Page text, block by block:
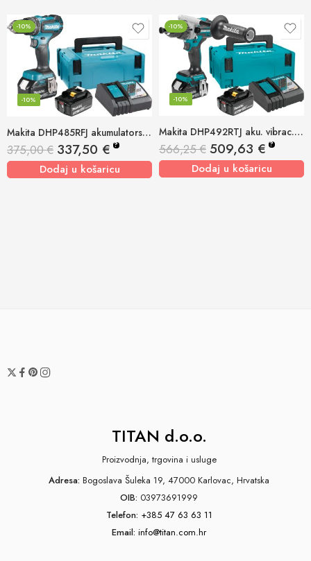
-10%
Makita DHP485RFJ akumulatorska udarna bušilica-odvijač 18v, 13mm, 2sp
-10%
375,00€ 337,50 € ?
Dodaj u košaricu
-10%
Makita DHP492RTJ aku. vibrac. bušilica-odvijač 18v, 13mm, 2st
-10%
566,25€ 509,63 € ?
Dodaj u košaricu
TITAN d.o.o.
Proizvodnja, trgovina i usluge
Adresa: Bogoslava Šuleka 19, 47000 Karlovac, Hrvatska
OIB: 03973691999
Telefon: +385 47 63 63 11
Email: info@titan.com.hr